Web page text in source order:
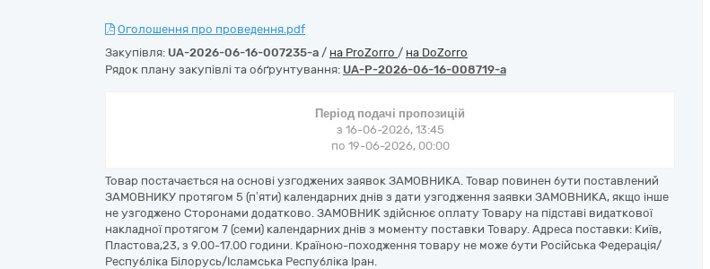
Оголошення про проведення.pdf
Закупівля: UA-2026-06-16-007235-a / на ProZorro / на DoZorro
Рядок плану закупівлі та обґрунтування: UA-P-2026-06-16-008719-a
Період подачі пропозицій
з 16-06-2026, 13:45
по 19-06-2026, 00:00
Товар постачається на основі узгоджених заявок ЗАМОВНИКА. Товар повинен бути поставлений
ЗАМОВНИКУ протягом 5 (п’яти) календарних днів з дати узгодження заявки ЗАМОВНИКА, якщо інше
не узгоджено Сторонами додатково. ЗАМОВНИК здійснює оплату Товару на підставі видаткової
накладної протягом 7 (семи) календарних днів з моменту поставки Товару. Адреса поставки: Київ,
Пластова,23, з 9.00-17.00 години. Країною-походження товару не може бути Російська Федерація/
Республіка Білорусь/Ісламська Республіка Іран.